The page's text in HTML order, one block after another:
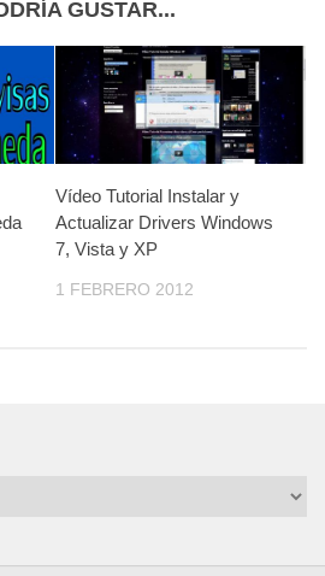
GUSTAR...
Vídeo Tutorial Instalar y
Actualizar Drivers Windows
7, Vista y XP
1 FEBRERO 2012